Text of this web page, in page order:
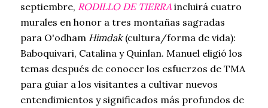
septiembre, RODILLO DE TIERRAincluirá cuatro
murales en honor a tres montañas sagradas
para O'odham Himdak(cultura/forma de vida):
Baboquivari, Catalina y Quinlan. Manuel eligió los
temas después de conocer los esfuerzos de TMA
para guiar a los visitantes a cultivar nuevos
entendimientos y significados más profundos de